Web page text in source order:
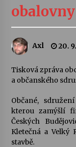
obalovny
Axl 20.
Tisková zpráva
a občanského
Občané,
kterou zamýšlí
Českých
Kletečná a
stavbě.